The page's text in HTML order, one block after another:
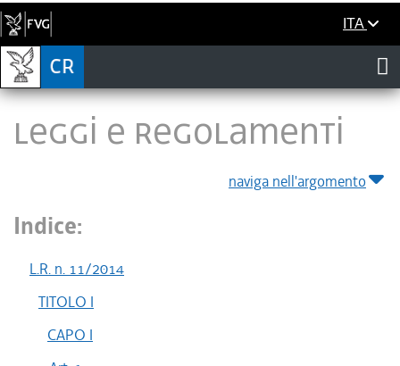
ITA
LEGGI E REGOLAMENTI
naviga nell'argomento
Indice:
L.R. n. 11/2014
TITOLO I
CAPO I